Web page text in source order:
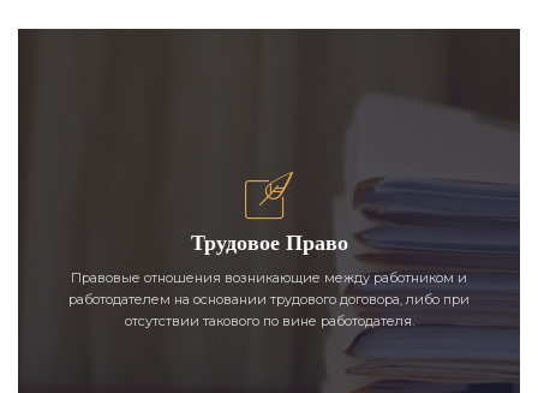
Трудовое Право
Правовые отношения возникающие между работником и
работодателем на основании трудового договора, либо при
отсутствии такового по вине работодателя.